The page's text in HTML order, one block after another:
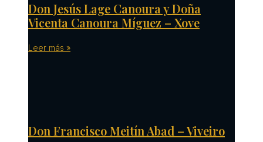
Don Jesús Lage Canoura y Doña
Vicenta Canoura Míguez – Xove
Leer más »
Don Francisco Meitín Abad – Viveiro